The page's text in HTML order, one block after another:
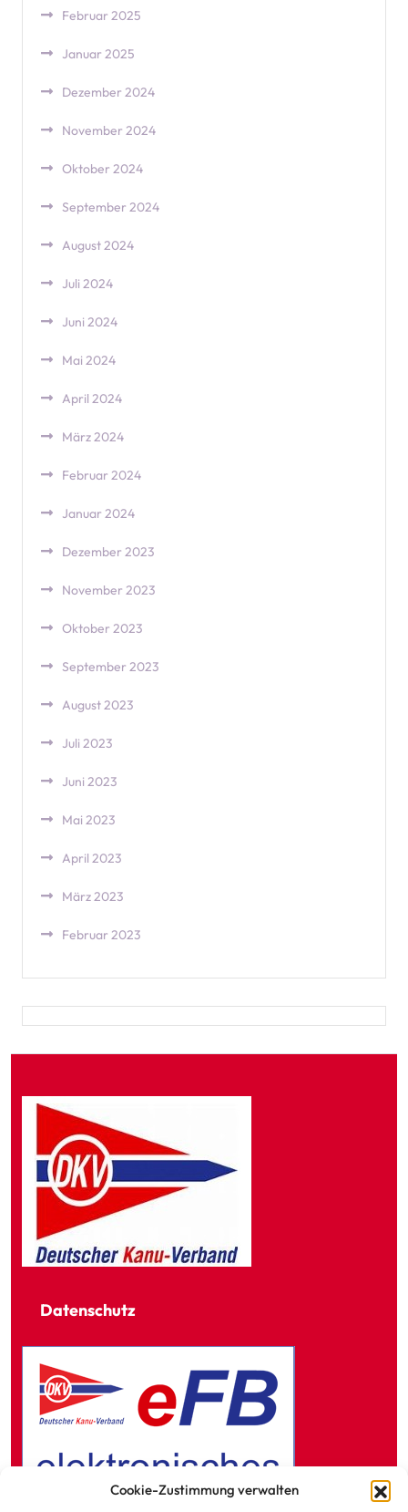
Cookie-Zustimmung verwalten
Februar 2025
Januar 2025
Dezember 2024
November 2024
Oktober 2024
September 2024
August 2024
Juli 2024
Juni 2024
Mai 2024
April 2024
März 2024
Februar 2024
Januar 2024
Dezember 2023
November 2023
Oktober 2023
September 2023
August 2023
Juli 2023
Juni 2023
Mai 2023
April 2023
März 2023
Februar 2023
Datenschutz